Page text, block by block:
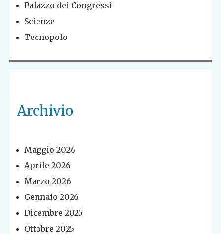
Palazzo dei Congressi
Scienze
Tecnopolo
Archivio
Maggio 2026
Aprile 2026
Marzo 2026
Gennaio 2026
Dicembre 2025
Ottobre 2025